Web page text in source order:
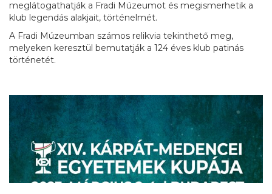
meglátogathatják a Fradi Múzeumot és megismerhetik a
klub legendás alakjait, történelmét.
A Fradi Múzeumban számos relikvia tekinthető meg,
melyeken keresztül bemutatják a 124 éves klub patinás
történetét.